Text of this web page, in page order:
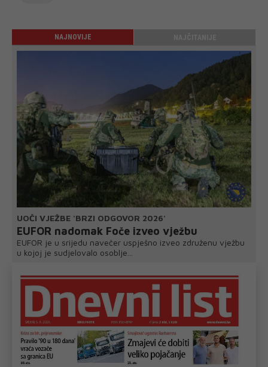
NAJNOVIJE
UOČI VJEŽBE 'BRZI ODGOVOR 2026'
EUFOR nadomak Foče izveo vježbu
EUFOR je u srijedu navečer uspješno izveo združenu vježbu
u kojoj je sudjelovalo osoblje...